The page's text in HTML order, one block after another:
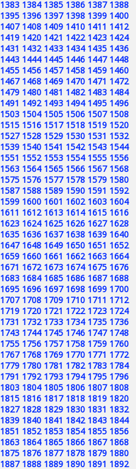
1383 1384 1385 1386 1387 1388
1395 1396 1397 1398 1399 1400
1407 1408 1409 1410 1411 1412
1419 1420 1421 1422 1423 1424
1431 1432 1433 1434 1435 1436
1443 1444 1445 1446 1447 1448
1455 1456 1457 1458 1459 1460
1467 1468 1469 1470 1471 1472
1479 1480 1481 1482 1483 1484
1491 1492 1493 1494 1495 1496
1503 1504 1505 1506 1507 1508
1515 1516 1517 1518 1519 1520
1527 1528 1529 1530 1531 1532
1539 1540 1541 1542 1543 1544
1551 1552 1553 1554 1555 1556
1563 1564 1565 1566 1567 1568
1575 1576 1577 1578 1579 1580
1587 1588 1589 1590 1591 1592
1599 1600 1601 1602 1603 1604
1611 1612 1613 1614 1615 1616
1623 1624 1625 1626 1627 1628
1635 1636 1637 1638 1639 1640
1647 1648 1649 1650 1651 1652
1659 1660 1661 1662 1663 1664
1671 1672 1673 1674 1675 1676
1683 1684 1685 1686 1687 1688
1695 1696 1697 1698 1699 1700
1707 1708 1709 1710 1711 1712
1719 1720 1721 1722 1723 1724
1731 1732 1733 1734 1735 1736
1743 1744 1745 1746 1747 1748
1755 1756 1757 1758 1759 1760
1767 1768 1769 1770 1771 1772
1779 1780 1781 1782 1783 1784
1791 1792 1793 1794 1795 1796
1803 1804 1805 1806 1807 1808
1815 1816 1817 1818 1819 1820
1827 1828 1829 1830 1831 1832
1839 1840 1841 1842 1843 1844
1851 1852 1853 1854 1855 1856
1863 1864 1865 1866 1867 1868
1875 1876 1877 1878 1879 1880
1887 1888 1889 1890 1891 1892